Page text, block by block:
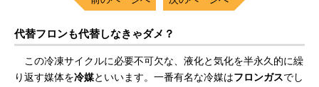
代替フロンも代替しなきゃダメ？
この冷凍サイクルに必要不可欠な、液化と気化を半永久的に繰
り返す媒体を冷媒といいます。一番有名な冷媒はフロンガスでし